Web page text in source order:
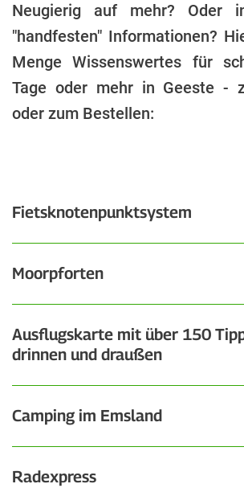
Neugierig auf mehr? Oder
"handfesten" Informationen?
Menge Wissenswertes für
Tage oder mehr in Geeste -
oder zum Bestellen:
Fietsknotenpunktsystem
Moorpforten
Ausflugskarte mit über 150
drinnen und draußen
Camping im Emsland
Radexpress